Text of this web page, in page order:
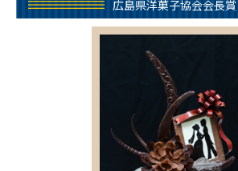
広島県洋菓子協会会長賞